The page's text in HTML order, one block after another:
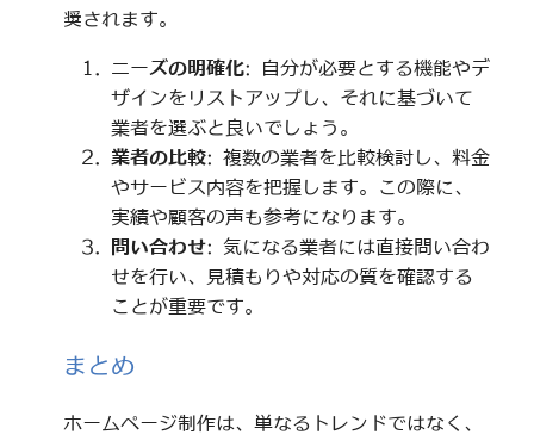
奨されます。
ニーズの明確化: 自分が必要とする機能やデ
ザインをリストアップし、それに基づいて
業者を選ぶと良いでしょう。
業者の比較: 複数の業者を比較検討し、料金
やサービス内容を把握します。この際に、
実績や顧客の声も参考になります。
問い合わせ: 気になる業者には直接問い合わ
せを行い、見積もりや対応の質を確認する
ことが重要です。
まとめ
ホームページ制作は、単なるトレンドではなく、